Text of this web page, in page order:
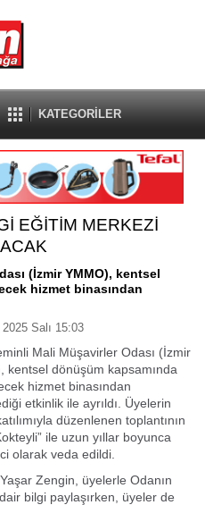
KATEGORİLER
EĞİTİM MERKEZİ
(İzmir YMMO), kentsel
hizmet binasından
Salı 15:03
Mali Müşavirler Odası (İzmir
kentsel dönüşüm kapsamında
hizmet binasından
etkinlik ile ayrıldı. Üyelerin
düzenlenen toplantının
ile uzun yıllar boyunca
olarak veda edildi.
Zengin, üyelerle Odanın
bilgi paylaşırken, üyeler de